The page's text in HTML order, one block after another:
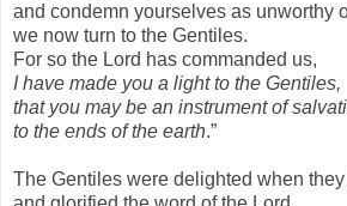
and condemn yourselves as unworthy
we now turn to the Gentiles.
For so the Lord has commanded us,
I have made you a light to the Gentiles,
that you may be an instrument of
to the ends of the earth.”
The Gentiles were delighted when